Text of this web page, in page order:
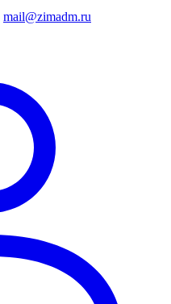
mail@zimadm.ru